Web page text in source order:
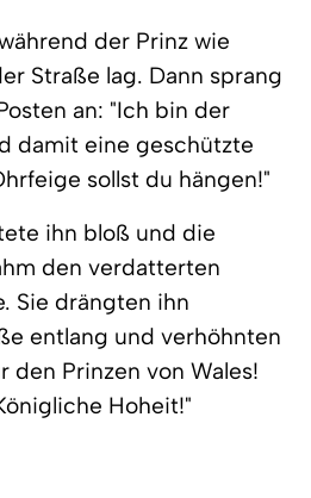
der Prinz wie
Straße lag. Dann sprang
an: "Ich bin der
damit eine geschützte
sollst du hängen!"
ihn bloß und die
den verdatterten
Sie drängten ihn
entlang und verhöhnten
den Prinzen von Wales!
Hoheit!"